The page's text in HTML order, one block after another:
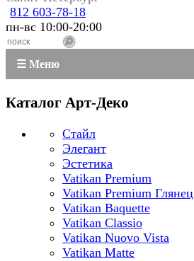
812 603-78-18
пн-вс 10:00-20:00
☰ Меню
Каталог Арт-Деко
Стайл
Элегант
Эстетика
Vatikan Premium
Vatikan Premium Глянец
Vatikan Baquette
Vatikan Classio
Vatikan Nuovo Vista
Vatikan Matte